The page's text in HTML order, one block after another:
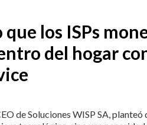
los ISPs
del hogar
de Soluciones WISP SA,